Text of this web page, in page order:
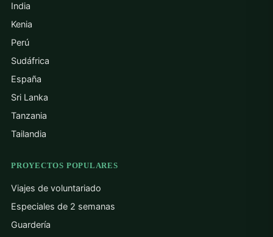
India
Kenia
Perú
Sudáfrica
España
Sri Lanka
Tanzania
Tailandia
PROYECTOS POPULARES
Viajes de voluntariado
Especiales de 2 semanas
Guardería